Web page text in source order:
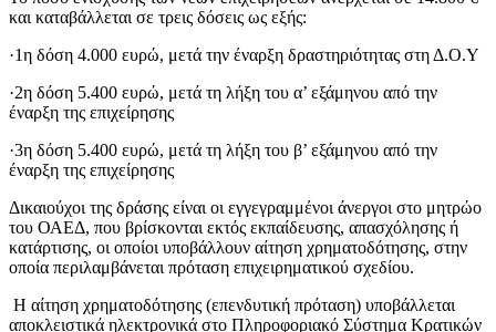
και καταβάλλεται σε τρεις δόσεις ως εξής:
·1η δόση 4.000 ευρώ, μετά την έναρξη δραστηριότητας στη Δ.Ο.Υ
·2η δόση 5.400 ευρώ, μετά τη λήξη του α’ εξάμηνου από την
έναρξη της επιχείρησης
·3η δόση 5.400 ευρώ, μετά τη λήξη του β’ εξάμηνου από την
έναρξη της επιχείρησης
Δικαιούχοι της δράσης είναι οι εγγεγραμμένοι άνεργοι στο μητρώο
του ΟΑΕΔ, που βρίσκονται εκτός εκπαίδευσης, απασχόλησης ή
κατάρτισης, οι οποίοι υποβάλλουν αίτηση χρηματοδότησης, στην
οποία περιλαμβάνεται πρόταση επιχειρηματικού σχεδίου.
Η αίτηση χρηματοδότησης (επενδυτική πρόταση) υποβάλλεται
αποκλειστικά ηλεκτρονικά στο Πληροφοριακό Σύστημα Κρατικών